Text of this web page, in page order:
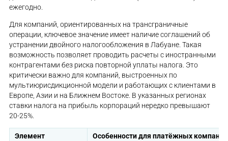
ежегодно.
Для компаний, ориентированных на трансграничные
операции, ключевое значение имеет наличие соглашений об
устранении двойного налогообложения в Лабуане. Такая
возможность позволяет проводить расчеты с иностранными
контрагентами без риска повторной уплаты налога. Это
критически важно для компаний, выстроенных по
мультиюрисдикционной модели и работающих с клиентами в
Европе, Азии и на Ближнем Востоке. В указанных регионах
ставки налога на прибыль корпораций нередко превышают
20-25%.
Элемент Особенности для платёжных компаний